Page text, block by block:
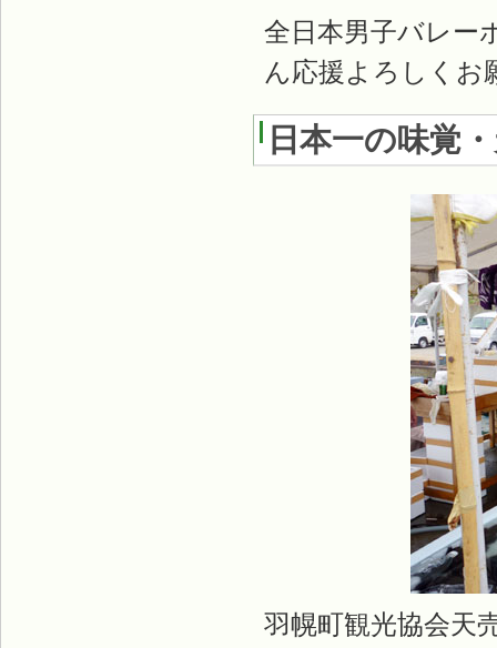
全日本男子バレー
ん応援よろしくお
日本一の味覚
羽幌町観光協会天